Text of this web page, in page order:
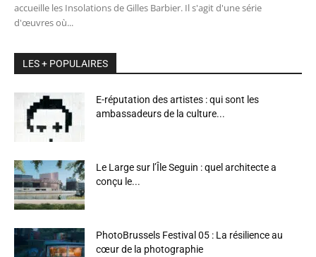
accueille les Insolations de Gilles Barbier. Il s'agit d'une série
d'œuvres où...
LES + POPULAIRES
E-réputation des artistes : qui sont les
ambassadeurs de la culture...
Le Large sur l’Île Seguin : quel architecte a
conçu le...
PhotoBrussels Festival 05 : La résilience au
cœur de la photographie